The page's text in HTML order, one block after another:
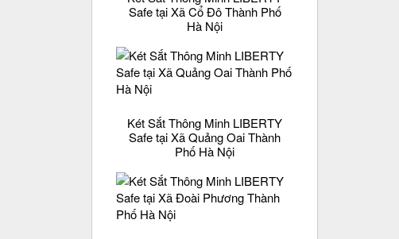
Safe tại Xã Cổ Đô Thành Phố
Hà Nội
Két Sắt Thông Minh LIBERTY
Safe tại Xã Quảng Oai Thành
Phố Hà Nội